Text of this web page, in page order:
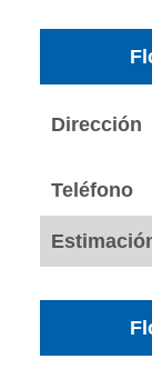
Dirección
Teléfono